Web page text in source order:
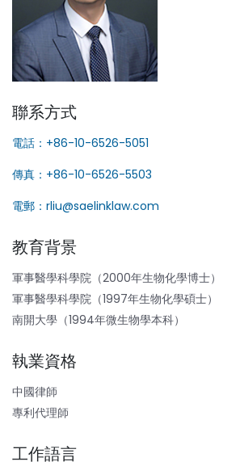
聯系方式
電話：+86-10-6526-5051
傳真：+86-10-6526-5503
電郵：rliu@saelinklaw.com
教育背景
軍事醫學科學院（2000年生物化學博士）
軍事醫學科學院（1997年生物化學碩士）
南開大學（1994年微生物學本科）
執業資格
中國律師
專利代理師
工作語言